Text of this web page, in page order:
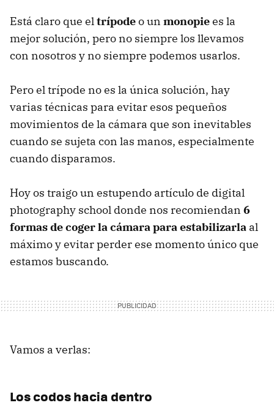
Está claro que eltrípodeo un monopiees la
mejor solución, pero no siempre los llevamos
con nosotros y no siempre podemos usarlos.
Pero el trípode no es la única solución, hay
varias técnicas para evitar esos pequeños
movimientos de la cámara que son inevitables
cuando se sujeta con las manos, especialmente
cuando disparamos.
Hoy os traigo un estupendo artículo de digital
photography school donde nos recomiendan 6
formas de coger la cámara para estabilizarla al
máximo y evitar perder ese momento único que
estamos buscando.
Vamos a verlas:
Los codos hacia dentro